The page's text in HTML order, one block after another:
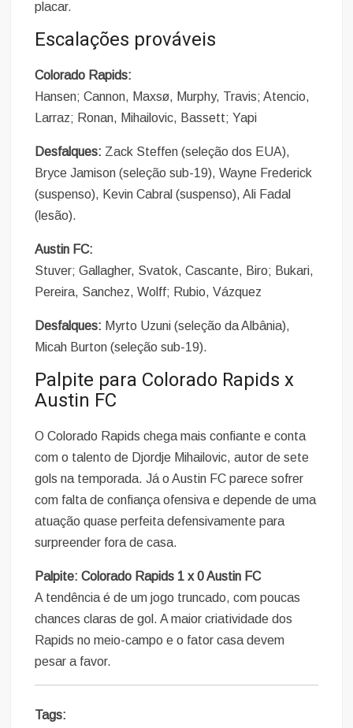
placar.
Escalações prováveis
Colorado Rapids:
Hansen; Cannon, Maxsø, Murphy, Travis; Atencio,
Larraz; Ronan, Mihailovic, Bassett; Yapi
Desfalques: Zack Steffen (seleção dos EUA),
Bryce Jamison (seleção sub-19), Wayne Frederick
(suspenso), Kevin Cabral (suspenso), Ali Fadal
(lesão).
Austin FC:
Stuver; Gallagher, Svatok, Cascante, Biro; Bukari,
Pereira, Sanchez, Wolff; Rubio, Vázquez
Desfalques: Myrto Uzuni (seleção da Albânia),
Micah Burton (seleção sub-19).
Palpite para Colorado Rapids x
Austin FC
O Colorado Rapids chega mais confiante e conta
com o talento de Djordje Mihailovic, autor de sete
gols na temporada. Já o Austin FC parece sofrer
com falta de confiança ofensiva e depende de uma
atuação quase perfeita defensivamente para
surpreender fora de casa.
Palpite: Colorado Rapids 1 x 0 Austin FC
A tendência é de um jogo truncado, com poucas
chances claras de gol. A maior criatividade dos
Rapids no meio-campo e o fator casa devem
pesar a favor.
Tags: